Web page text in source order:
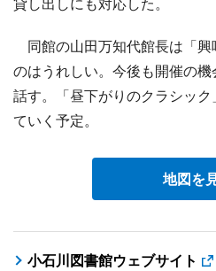
貸し出しにも対応した。
同館の山田万知代館長は「興
のはうれしい。今後も開催の
話す。「昼下がりのクラシッ
ていく予定。
地図を
小石川図書館ウェブサイト